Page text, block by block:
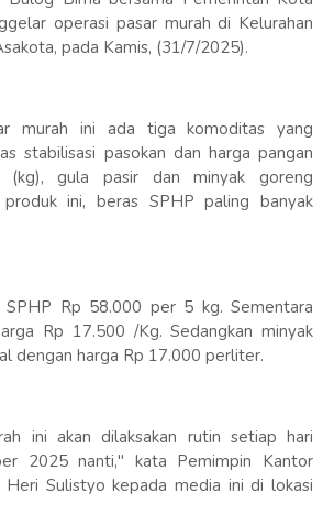
operasi pasar murah di Kelurahan
pada Kamis, (31/7/2025).
murah ini ada tiga komoditas yang
stabilisasi pasokan dan harga pangan
(kg), gula pasir dan minyak goreng
ini, beras SPHP paling banyak
SPHP Rp 58.000 per 5 kg. Sementara
Rp 17.500 /Kg. Sedangkan minyak
dengan harga Rp 17.000 perliter.
ini akan dilaksakan rutin setiap hari
2025 nanti," kata Pemimpin Kantor
Sulistyo kepada media ini di lokasi